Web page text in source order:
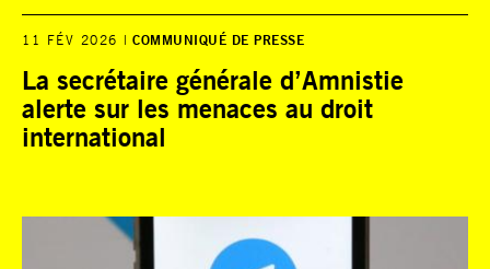
11 FÉV 2026 COMMUNIQUÉ DE PRESSE
La secrétaire générale d’Amnistie
alerte sur les menaces au droit
international